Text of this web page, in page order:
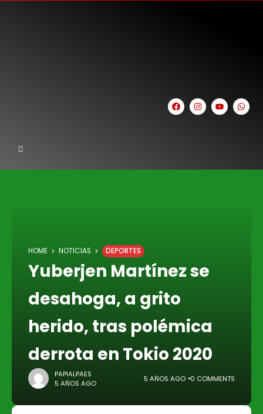
HOME NOTICIAS DEPORTES
Yuberjen Martínez se
desahoga, a grito
herido, tras polémica
derrota en Tokio 2020
PAPIALPAES
5 AÑOS AGO
5 AÑOS AGO 0 COMMENTS